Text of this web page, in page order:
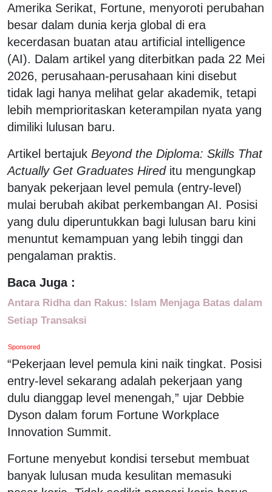
Amerika Serikat, Fortune, menyoroti perubahan
besar dalam dunia kerja global di era
kecerdasan buatan atau artificial intelligence
(AI). Dalam artikel yang diterbitkan pada 22 Mei
2026, perusahaan-perusahaan kini disebut
tidak lagi hanya melihat gelar akademik, tetapi
lebih memprioritaskan keterampilan nyata yang
dimiliki lulusan baru.
Artikel bertajuk Beyond the Diploma: Skills That
Actually Get Graduates Hireditu mengungkap
banyak pekerjaan level pemula (entry-level)
mulai berubah akibat perkembangan AI. Posisi
yang dulu diperuntukkan bagi lulusan baru kini
menuntut kemampuan yang lebih tinggi dan
pengalaman praktis.
Baca Juga :
Antara Ridha dan Rakus: Islam Menjaga Batas dalam
Setiap Transaksi
Sponsored
“Pekerjaan level pemula kini naik tingkat. Posisi
entry-level sekarang adalah pekerjaan yang
dulu dianggap level menengah,” ujar Debbie
Dyson dalam forum Fortune Workplace
Innovation Summit.
Fortune menyebut kondisi tersebut membuat
banyak lulusan muda kesulitan memasuki